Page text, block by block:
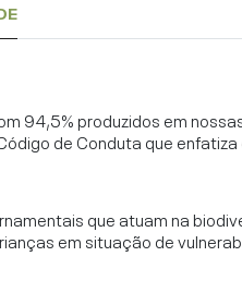
94,5% produzidos em
de Conduta que enfatiza
que atuam na
em situação de